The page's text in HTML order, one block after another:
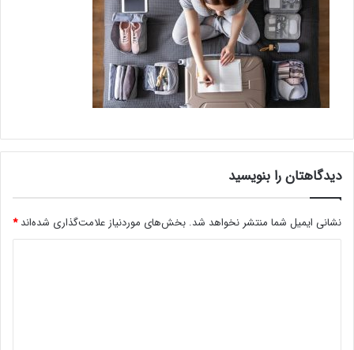
دیدگاهتان را بنویسید
نشانی ایمیل شما منتشر نخواهد شد. بخش‌های موردنیاز علامت‌گذاری شده‌اند*